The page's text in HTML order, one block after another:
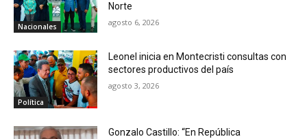
Nacionales
Norte
agosto 6, 2026
Política
Leonel inicia en Montecristi consultas con
sectores productivos del país
agosto 3, 2026
Gonzalo Castillo: “En República